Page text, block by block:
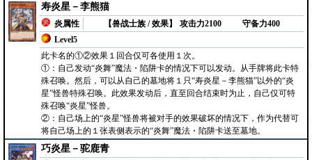
寿炎星－李熊猫
炎属性
【兽战士族 / 效果】
Level5
攻击力2100 守备力400
此卡名的①②效果１回合仅可各使用１次。
①：自己发动“炎舞”魔法・陷阱卡的情况下可以发动。从手牌将此卡特
殊召唤。然后，可以从自己的墓地将１只“寿炎星－李熊猫”以外的“炎
星”怪兽特殊召唤。此效果发动后，直至回合结束时为止，自己仅可特
殊召唤“炎星”怪兽。
②：自己场上的“炎星”怪兽将被对手的效果破坏的情况下，作为代替可
将自己场上的１张表侧表示的“炎舞”魔法・陷阱卡送至墓地。
巧炎星－驼鹿青